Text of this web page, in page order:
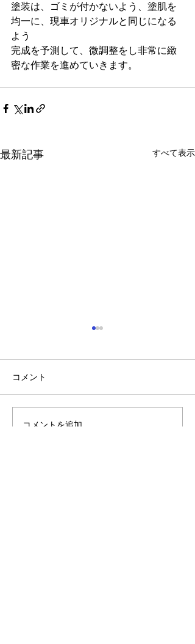
塗装は、ゴミが付かないよう、塗肌を
均一に、現車オリジナルと同じになる
よう
完成を予測して、微調整をし非常に緻
密な作業を進めていきます。
最新記事 すべて表示
「小山市のスズキスペー
コメント
コメントを追加…